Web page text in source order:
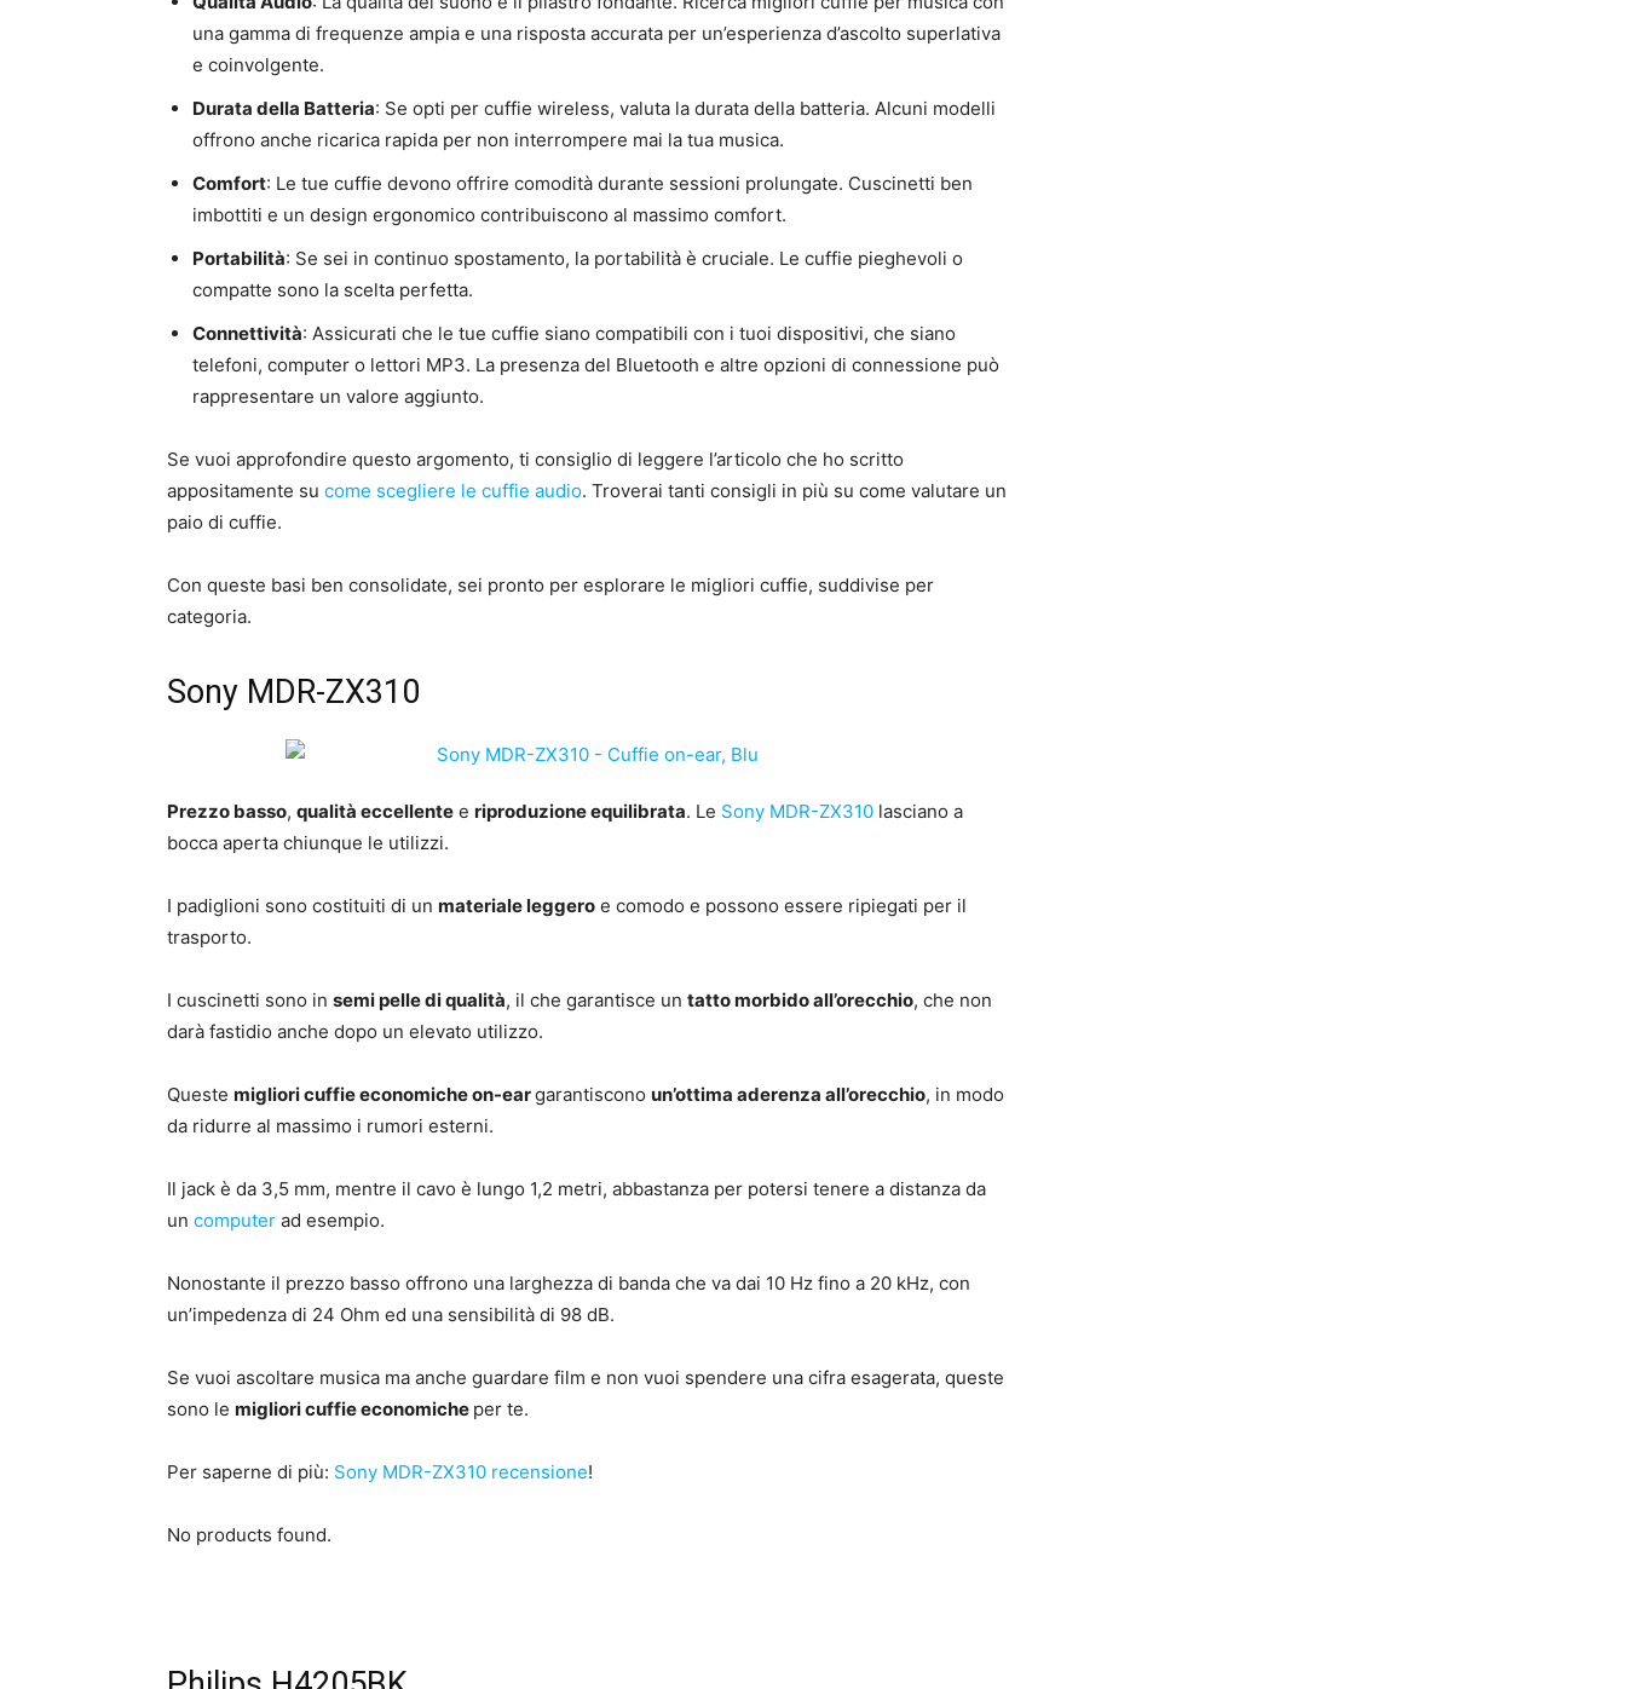
una gamma di frequenze ampia e una risposta accurata per un’esperienza d’ascolto superlativa
e coinvolgente.
Durata della Batteria: Se opti per cuffie wireless, valuta la durata della batteria. Alcuni modelli
offrono anche ricarica rapida per non interrompere mai la tua musica.
Comfort: Le tue cuffie devono offrire comodità durante sessioni prolungate. Cuscinetti ben
imbottiti e un design ergonomico contribuiscono al massimo comfort.
Portabilità: Se sei in continuo spostamento, la portabilità è cruciale. Le cuffie pieghevoli o
compatte sono la scelta perfetta.
Connettività: Assicurati che le tue cuffie siano compatibili con i tuoi dispositivi, che siano
telefoni, computer o lettori MP3. La presenza del Bluetooth e altre opzioni di connessione può
rappresentare un valore aggiunto.
Se vuoi approfondire questo argomento, ti consiglio di leggere l’articolo che ho scritto
appositamente su come scegliere le cuffie audio. Troverai tanti consigli in più su come valutare un
paio di cuffie.
Con queste basi ben consolidate, sei pronto per esplorare le migliori cuffie, suddivise per
categoria.
Sony MDR-ZX310
Prezzo basso, qualità eccellente e riproduzione equilibrata. Le Sony MDR-ZX310 lasciano a
bocca aperta chiunque le utilizzi.
I padiglioni sono costituiti di un materiale leggero e comodo e possono essere ripiegati per il
trasporto.
I cuscinetti sono in semi pelle di qualità, il che garantisce un tatto morbido all’orecchio, che non
darà fastidio anche dopo un elevato utilizzo.
Queste migliori cuffie economiche on-eargarantiscono un’ottima aderenza all’orecchio, in modo
da ridurre al massimo i rumori esterni.
Il jack è da 3,5 mm, mentre il cavo è lungo 1,2 metri, abbastanza per potersi tenere a distanza da
un computer ad esempio.
Nonostante il prezzo basso offrono una larghezza di banda che va dai 10 Hz fino a 20 kHz, con
un’impedenza di 24 Ohm ed una sensibilità di 98 dB.
Se vuoi ascoltare musica ma anche guardare film e non vuoi spendere una cifra esagerata, queste
sono le migliori cuffie economiche per te.
Per saperne di più: Sony MDR-ZX310 recensione!
No products found.